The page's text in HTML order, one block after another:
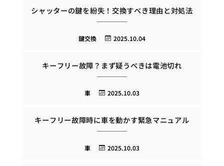
シャッターの鍵を紛失！交換すべき理由と対処法
2025.10.04
鍵交換
キーフリー故障？まず疑うべきは電池切れ
2025.10.03
車
キーフリー故障時に車を動かす緊急マニュアル
2025.10.03
車